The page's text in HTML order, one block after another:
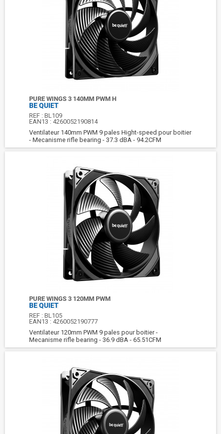
PURE WINGS 3 140MM PWM H
BE QUIET
REF :BL109
EAN13 : 4260052190814
Ventilateur 140mm PWM 9 pales Hight-speed pour boitier
- Mecanisme rifle bearing - 37.3 dBA - 94.2CFM
PURE WINGS 3 120MM PWM
BE QUIET
REF :BL105
EAN13 : 4260052190777
Ventilateur 120mm PWM 9 pales pour boitier -
Mecanisme rifle bearing - 36.9 dBA - 65.51CFM